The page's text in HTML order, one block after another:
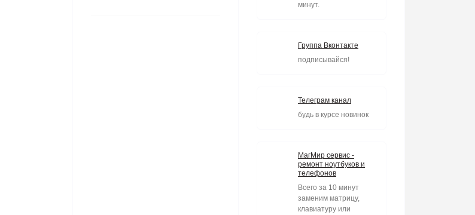
минут.
Группа Вконтакте
подписывайся!
Телеграм канал
будь в курсе новинок
МагМир сервис -
ремонт ноутбуков и
телефонов
Всего за 10 минут
заменим матрицу,
клавиатуру или